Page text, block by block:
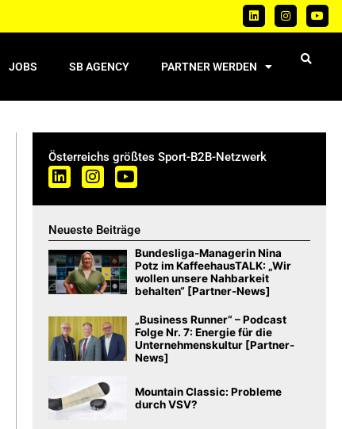
JOBS SB AGENCY PARTNER WERDEN
Österreichs größtes Sport-B2B-Netzwerk
Neueste Beiträge
Bundesliga-Managerin Nina
Potz im KaffeehausTALK: „Wir
wollen unsere Nahbarkeit
behalten“ [Partner-News]
„Business Runner“ – Podcast
Folge Nr. 7: Energie für die
Unternehmenskultur [Partner-
News]
Mountain Classic: Probleme
durch VSV?